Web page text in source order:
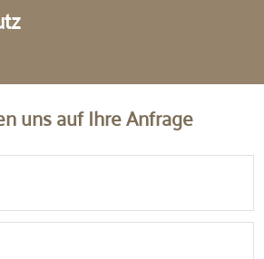
uns auf Ihre Anfrage